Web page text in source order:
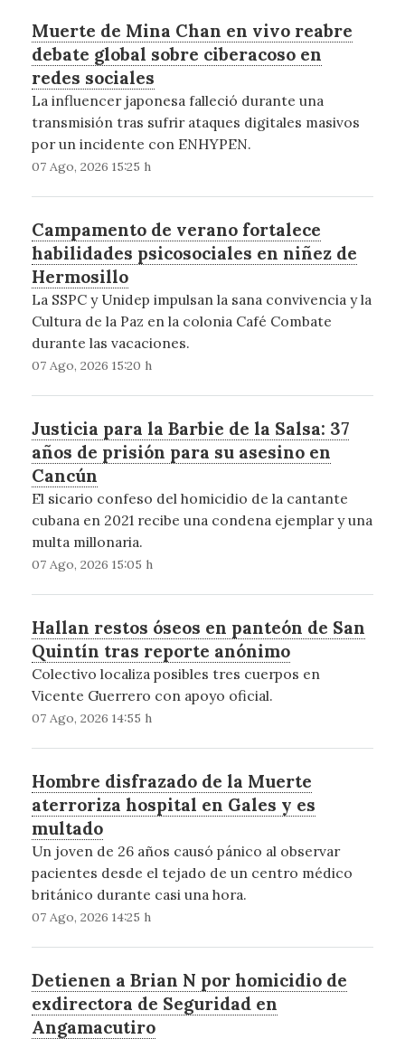
Muerte de Mina Chan en vivo reabre
debate global sobre ciberacoso en
redes sociales
La influencer japonesa falleció durante una
transmisión tras sufrir ataques digitales masivos
por un incidente con ENHYPEN.
07 Ago, 2026 15:25 h
Campamento de verano fortalece
habilidades psicosociales en niñez de
Hermosillo
La SSPC y Unidep impulsan la sana convivencia y la
Cultura de la Paz en la colonia Café Combate
durante las vacaciones.
07 Ago, 2026 15:20 h
Justicia para la Barbie de la Salsa: 37
años de prisión para su asesino en
Cancún
El sicario confeso del homicidio de la cantante
cubana en 2021 recibe una condena ejemplar y una
multa millonaria.
07 Ago, 2026 15:05 h
Hallan restos óseos en panteón de San
Quintín tras reporte anónimo
Colectivo localiza posibles tres cuerpos en
Vicente Guerrero con apoyo oficial.
07 Ago, 2026 14:55 h
Hombre disfrazado de la Muerte
aterroriza hospital en Gales y es
multado
Un joven de 26 años causó pánico al observar
pacientes desde el tejado de un centro médico
británico durante casi una hora.
07 Ago, 2026 14:25 h
Detienen a Brian N por homicidio de
exdirectora de Seguridad en
Angamacutiro